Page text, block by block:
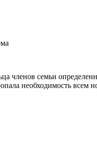
членов семьи
необходимость всем